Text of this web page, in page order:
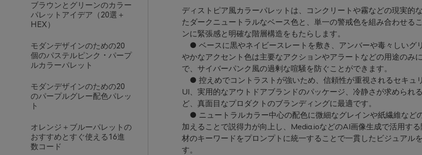
ブラウンとグリーンのカラー
パレットアイデア（20選＋
HEX）
モダンデザインのための20
個のパステルピンク・パープ
ルカラーパレット
モダンデザインのための20
のパープルグレー配色パレッ
ト
オレンジ＋ブルーパレットの
おすすめとすぐ使える16進
数コード
ディストピア風カラーパレットは、コンクリートや霧などの現実的
たダークニュートラルなベース色と、単一の警戒色を組み合わせる
ンに緊張感と明確な階層構造をもたらします。
● ベースに黒やネイビースレートを敷き、アンバーや毒々しいグ
やかなアクセント色は主要なアクションやアラートなどの用途のみ
で、サイバーパンク風の過剰な喧騒を防ぐことができます。
● 控えめでコントラストが強いため、信頼性が重視されるセキュ
UI、実用的なアウトドアブランドのパッケージ、冷静さが求められ
ど、真面目なプロダクトのブランディングに最適です。
● ニュートラルカラー中心の配色に微細なグレインや紙繊維など
加えることで説得力が向上し、Media.ioなどのAI画像生成で活用す
材のキーワードをプロンプトに統一することで一貫したビジュアル
す。